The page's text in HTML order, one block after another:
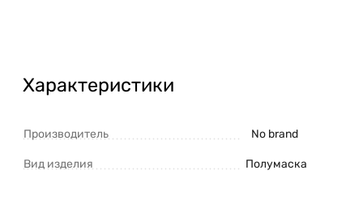
Характеристики
Производитель No brand
Вид изделия Полумаска